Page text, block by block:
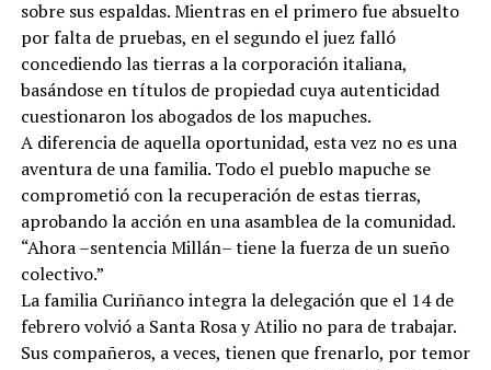
sobre sus espaldas. Mientras en el primero fue absuelto
por falta de pruebas, en el segundo el juez falló
concediendo las tierras a la corporación italiana,
basándose en títulos de propiedad cuya autenticidad
cuestionaron los abogados de los mapuches.
A diferencia de aquella oportunidad, esta vez no es una
aventura de una familia. Todo el pueblo mapuche se
comprometió con la recuperación de estas tierras,
aprobando la acción en una asamblea de la comunidad.
“Ahora –sentencia Millán– tiene la fuerza de un sueño
colectivo.”
La familia Curiñanco integra la delegación que el 14 de
febrero volvió a Santa Rosa y Atilio no para de trabajar.
Sus compañeros, a veces, tienen que frenarlo, por temor